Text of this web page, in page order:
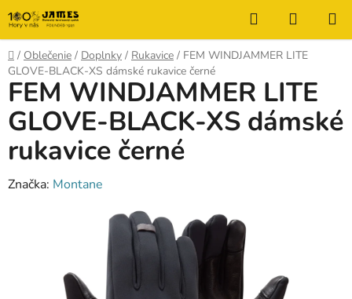
Prejsť
na
obsah
Hľadať
KOŠÍK
Domov
/ Oblečenie / Doplnky / Rukavice / FEM WINDJAMMER LITE
GLOVE-BLACK-XS dámské rukavice černé
FEM WINDJAMMER LITE
GLOVE-BLACK-XS dámské
rukavice černé
Značka: Montane